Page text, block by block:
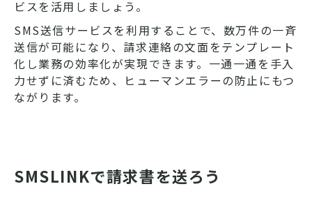
ビスを活用しましょう。
SMS送信サービスを利用することで、数万件の一斉
送信が可能になり、請求連絡の文面をテンプレート
化し業務の効率化が実現できます。一通一通を手入
力せずに済むため、ヒューマンエラーの防止にもつ
ながります。
SMSLINKで請求書を送ろう